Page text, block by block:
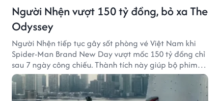
Người Nhện vượt 150 tỷ đồng, bỏ xa The
Odyssey
Người Nhện tiếp tục gây sốt phòng vé Việt Nam khi
Spider-Man Brand New Day vượt mốc 150 tỷ đồng chỉ
sau 7 ngày công chiếu. Thành tích này giúp bộ phim
của Tom Holland tạo khoảng cách đáng kể với The
Odyssey trên đường đua doanh thu.